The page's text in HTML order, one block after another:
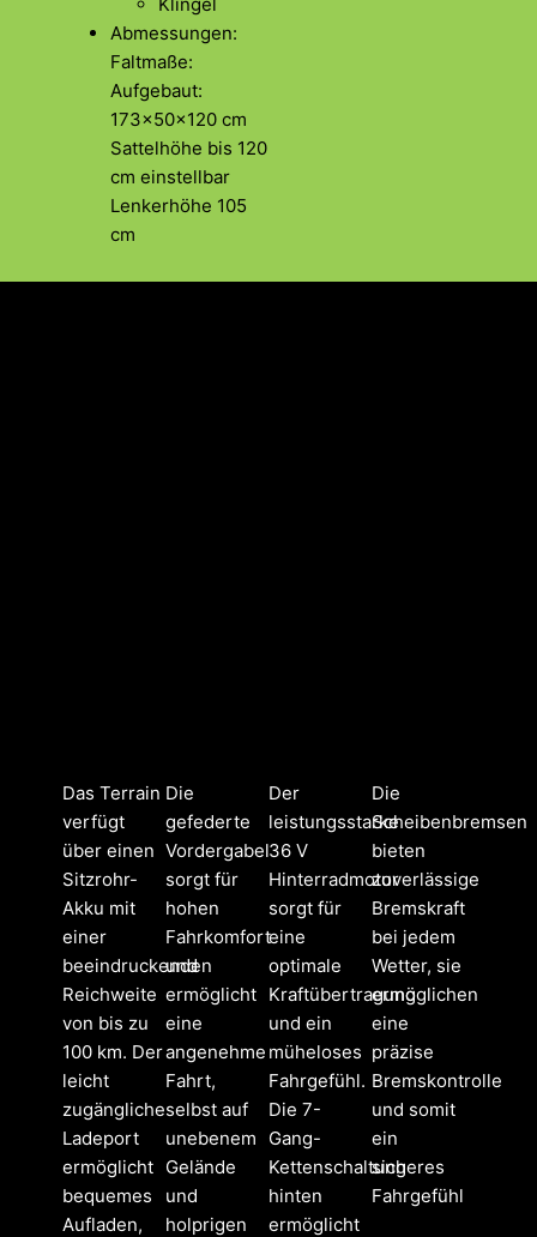
Abmessungen:
Faltmaße:
Aufgebaut:
173x50x120 cm
Sattelhöhe bis 120
cm einstellbar
Lenkerhöhe 105
cm
Das Terrain
verfügt
über einen
Sitzrohr-
Akku mit
einer
beeindruckenden
Reichweite
von bis zu
100 km. Der
leicht
zugängliche
Ladeport
ermöglicht
bequemes
Aufladen,
Die
gefederte
Vordergabel
sorgt für
hohen
Fahrkomfort
und
ermöglicht
eine
angenehme
Fahrt,
selbst auf
unebenem
Gelände
und
holprigen
Der
leistungsstarke
36 V
Hinterradmotor
sorgt für
eine
optimale
Kraftübertragung
und ein
müheloses
Fahrgefühl.
Die 7-
Gang-
Kettenschaltung
hinten
ermöglicht
Die
Scheibenbremsen
bieten
zuverlässige
Bremskraft
bei jedem
Wetter, sie
ermöglichen
eine
präzise
Bremskontrolle
und somit
ein
sicheres
Fahrgefühl